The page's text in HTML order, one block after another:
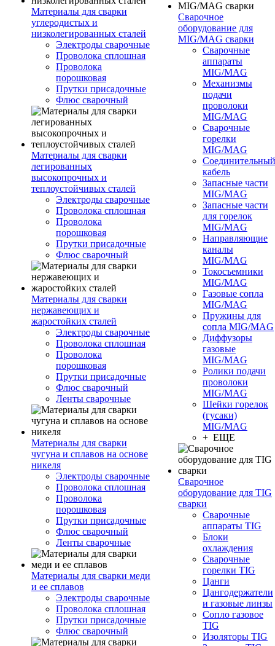
Материалы для сварки
углеродистых и
низколегированных сталей
Электроды сварочные
Проволока сплошная
Проволока
порошковая
Прутки присадочные
Флюс сварочный
Материалы для сварки
легированных
высокопрочных и
теплоустойчивых сталей
Электроды сварочные
Проволока сплошная
Проволока
порошковая
Прутки присадочные
Флюс сварочный
Материалы для сварки
нержавеющих и
жаростойких сталей
Электроды сварочные
Проволока сплошная
Проволока
порошковая
Прутки присадочные
Флюс сварочный
Ленты сварочные
Материалы для сварки
чугуна и сплавов на основе
никеля
Электроды сварочные
Проволока сплошная
Проволока
порошковая
Прутки присадочные
Флюс сварочный
Ленты сварочные
Материалы для сварки меди
и ее сплавов
Электроды сварочные
Проволока сплошная
Прутки присадочные
Флюс сварочный
Сварочное
оборудование для
MIG/MAG сварки
Сварочные
аппараты
MIG/MAG
Механизмы
подачи
проволоки
MIG/MAG
Сварочные
горелки
MIG/MAG
Соединительный
кабель
Запасные части
MIG/MAG
Запасные части
для горелок
MIG/MAG
Направляющие
каналы
MIG/MAG
Токосъемники
MIG/MAG
Газовые сопла
MIG/MAG
Пружины для
сопла MIG/MAG
Диффузоры
газовые
MIG/MAG
Ролики подачи
проволоки
MIG/MAG
Шейки горелок
(гусаки)
MIG/MAG
+ ЕЩЕ
Сварочное
оборудование для TIG
сварки
Сварочные
аппараты TIG
Блоки
охлаждения
Сварочные
горелки TIG
Цанги
Цангодержатели
и газовые линзы
Сопло газовое
TIG
Изоляторы TIG